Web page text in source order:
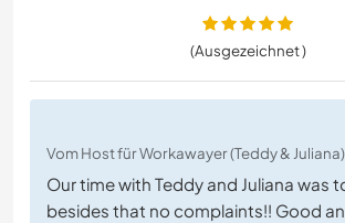
(Ausgezeichnet )
Vom Host für Workawayer (Teddy & Juliana)
Our time with Teddy and Juliana was
besides that no complaints!! Good